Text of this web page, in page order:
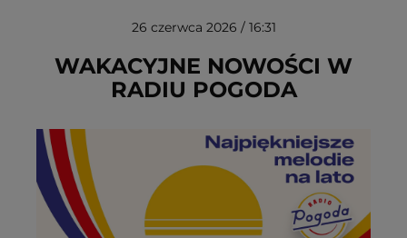
26 czerwca 2026 / 16:31
WAKACYJNE NOWOŚCI W
RADIU POGODA